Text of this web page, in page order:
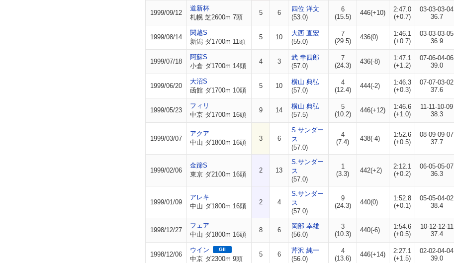
1999/09/12
道新杯
札幌 芝2600m 7頭
5 6
四位 洋文
(53.0)
6
(15.5)
446(+10)
2:47.0
(+0.7)
03-03-03-04
36.7
1999/08/14
関越S
新潟 ダ1700m 11頭
5 10
大西 直宏
(55.0)
7
(29.5)
436(0)
1:46.1
(+0.7)
03-03-03-05
36.9
1999/07/18
阿蘇S
小倉 ダ1700m 14頭
4 3
武 幸四郎
(57.0)
7
(24.3)
436(-8)
1:47.1
(+1.2)
07-06-04-06
39.0
1999/06/20
大沼S
函館 ダ1700m 10頭
5 10
横山 典弘
(57.0)
4
(12.4)
444(-2)
1:46.3
(+0.3)
07-07-03-02
37.6
1999/05/23
フィリ
中京 ダ1700m 16頭
9 14
横山 典弘
(57.5)
5
(10.2)
446(+12)
1:46.6
(+1.0)
11-11-10-09
38.3
1999/03/07
アクア
中山 ダ1800m 16頭
3 6
S.サンダー
ス
(57.0)
4
(7.4)
438(-4)
1:52.6
(+0.5)
08-09-09-07
37.7
1999/02/06
金蹄S
東京 ダ2100m 16頭
2 13
S.サンダー
ス
(57.0)
1
(3.3)
442(+2)
2:12.1
(+0.2)
06-05-05-07
36.3
1999/01/09
アレキ
中山 ダ1800m 16頭
2 4
S.サンダー
ス
(57.0)
9
(24.3)
440(0)
1:52.8
(+0.1)
05-05-04-02
38.4
1998/12/27
フェア
中山 ダ1800m 16頭
8 6
岡部 幸雄
(56.0)
3
(10.3)
440(-6)
1:54.6
(+0.5)
10-12-12-11
37.4
1998/12/06
ウイン GII
中京 ダ2300m 9頭
5 6
芹沢 純一
(56.0)
4
(13.6)
446(+14)
2:27.1
(+1.5)
02-02-04-04
39.0